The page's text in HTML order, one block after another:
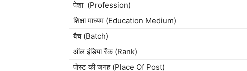
पेशा (Profession)
शिक्षा माध्यम (Education Medium)
बैच (Batch)
ऑल इंडिया रैंक (Rank)
पोस्ट की जगह (Place Of Post)